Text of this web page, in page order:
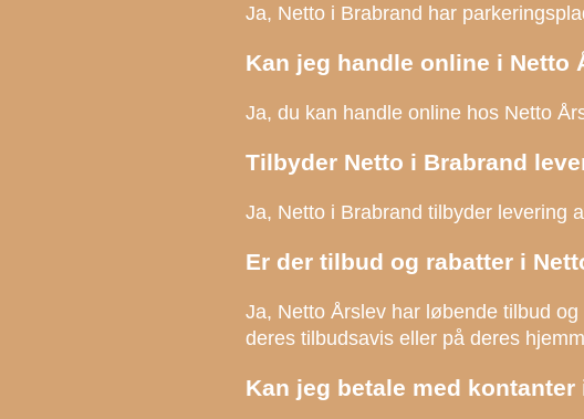
Ja, Netto i Brabrand har
Kan jeg handle online i Netto
Ja, du kan handle online hos Netto
Tilbyder Netto i Brabrand
Ja, Netto i Brabrand tilbyder levering
Er der tilbud og rabatter i
Ja, Netto Årslev har løbende tilbud
deres tilbudsavis eller på deres
Kan jeg betale med